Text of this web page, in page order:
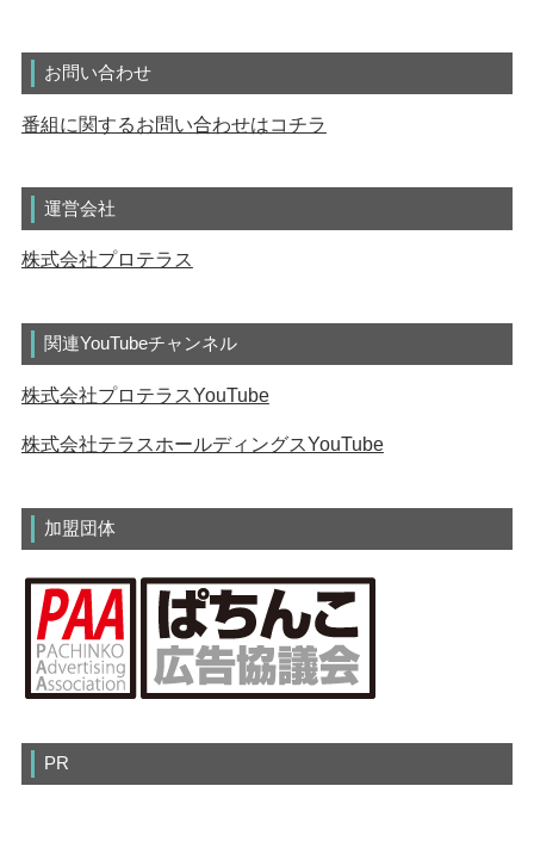
お問い合わせ
番組に関するお問い合わせはコチラ
運営会社
株式会社プロテラス
関連YouTubeチャンネル
株式会社プロテラスYouTube
株式会社テラスホールディングスYouTube
加盟団体
PR